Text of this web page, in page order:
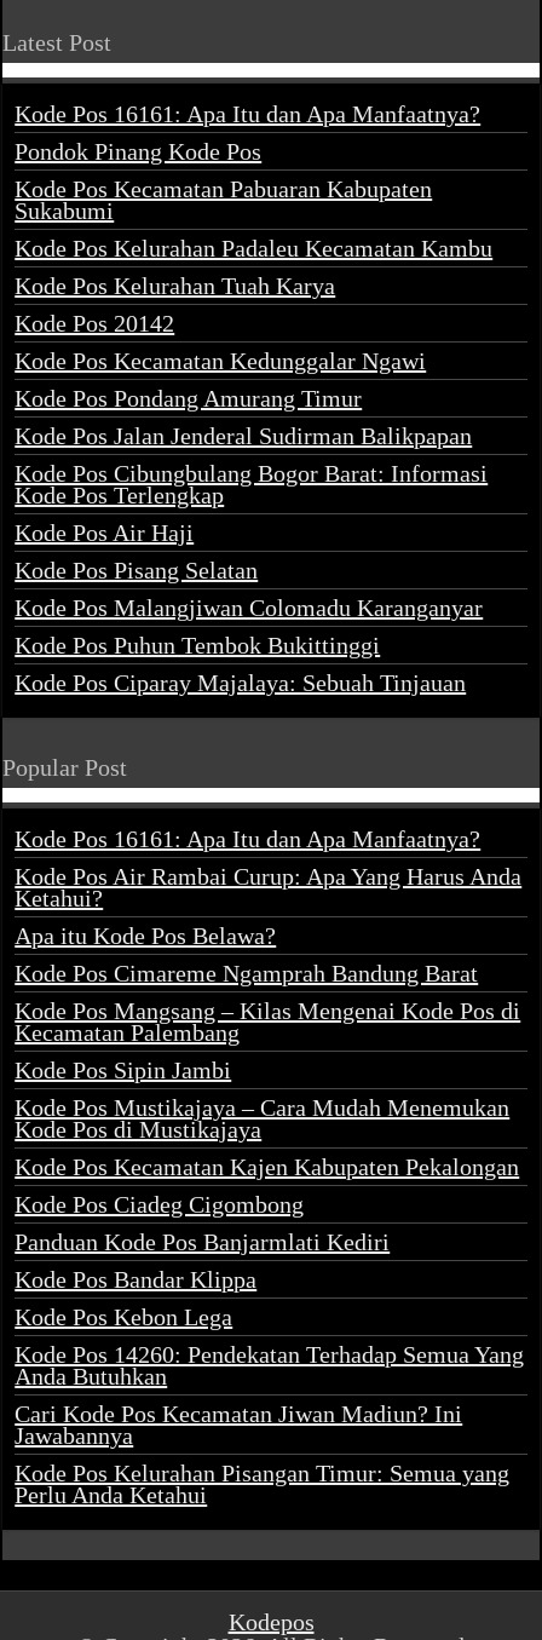
Latest Post
Kode Pos 16161: Apa Itu dan Apa Manfaatnya?
Pondok Pinang Kode Pos
Kode Pos Kecamatan Pabuaran Kabupaten
Sukabumi
Kode Pos Kelurahan Padaleu Kecamatan Kambu
Kode Pos Kelurahan Tuah Karya
Kode Pos 20142
Kode Pos Kecamatan Kedunggalar Ngawi
Kode Pos Pondang Amurang Timur
Kode Pos Jalan Jenderal Sudirman Balikpapan
Kode Pos Cibungbulang Bogor Barat: Informasi
Kode Pos Terlengkap
Kode Pos Air Haji
Kode Pos Pisang Selatan
Kode Pos Malangjiwan Colomadu Karanganyar
Kode Pos Puhun Tembok Bukittinggi
Kode Pos Ciparay Majalaya: Sebuah Tinjauan
Popular Post
Kode Pos 16161: Apa Itu dan Apa Manfaatnya?
Kode Pos Air Rambai Curup: Apa Yang Harus Anda
Ketahui?
Apa itu Kode Pos Belawa?
Kode Pos Cimareme Ngamprah Bandung Barat
Kode Pos Mangsang – Kilas Mengenai Kode Pos di
Kecamatan Palembang
Kode Pos Sipin Jambi
Kode Pos Mustikajaya – Cara Mudah Menemukan
Kode Pos di Mustikajaya
Kode Pos Kecamatan Kajen Kabupaten Pekalongan
Kode Pos Ciadeg Cigombong
Panduan Kode Pos Banjarmlati Kediri
Kode Pos Bandar Klippa
Kode Pos Kebon Lega
Kode Pos 14260: Pendekatan Terhadap Semua Yang
Anda Butuhkan
Cari Kode Pos Kecamatan Jiwan Madiun? Ini
Jawabannya
Kode Pos Kelurahan Pisangan Timur: Semua yang
Perlu Anda Ketahui
Kodepos